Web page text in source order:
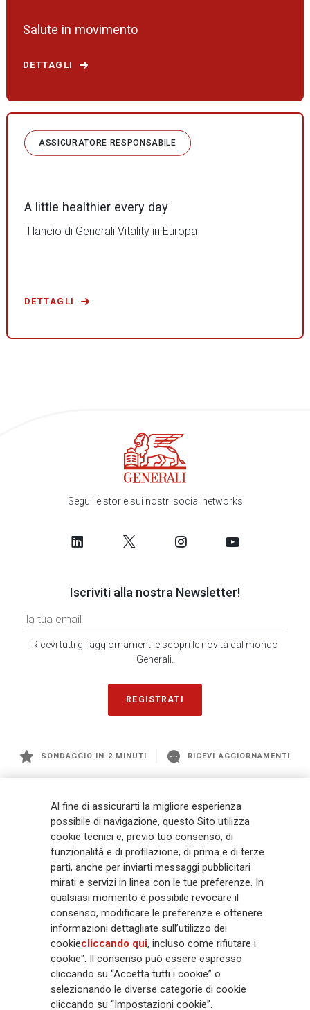
Salute in movimento
DETTAGLI
ASSICURATORE RESPONSABILE
A little healthier every day
Il lancio di Generali Vitality in Europa
DETTAGLI
Segui le storie sui nostri social networks
Iscriviti alla nostra Newsletter!
Ricevi tutti gli aggiornamenti e scopri le novità dal mondo
Generali.
REGISTRATI
SONDAGGIO IN 2 MINUTI RICEVI AGGIORNAMENTI
management a livello globale, con premi complessivi pari a € 98,1
miliardi e € 900 miliardi di AUM nel 2025. Fondato nel 1831, con oltre 88
mila dipendenti e 163 mila agenti che servono 75 milioni di clienti, il
Gruppo ha una posizione di leadership in Europa e una presenza
crescente in Asia e America. Al centro della strategia di Generali c'è il suo
impegno Lifetime Partner verso i clienti, realizzato attraverso soluzioni
innovative e personalizzate, un'esperienza cliente di prima classe e le sue
capacità di distribuzione globale digitalizzata. Il Gruppo ha
completamente integrato la sostenibilità in tutte le scelte strategiche, con
l'obiettivo di creare valore per tutti gli stakeholder mentre costruisce una
società più equa e resiliente.
Legal Info Cookie Policy Privacy & GDPR
Al fine di assicurarti la migliore esperienza
possibile di navigazione, questo Sito utilizza
cookie tecnici e, previo tuo consenso, di
funzionalità e di profilazione, di prima e di terze
parti, anche per inviarti messaggi pubblicitari
mirati e servizi in linea con le tue preferenze. In
qualsiasi momento è possibile revocare il
consenso, modificare le preferenze e ottenere
informazioni dettagliate sull’utilizzo dei
cookiecliccando qui, incluso come rifiutare i
cookie". Il consenso può essere espresso
cliccando su “Accetta tutti i cookie” o
selezionando le diverse categorie di cookie
cliccando su “Impostazioni cookie”.